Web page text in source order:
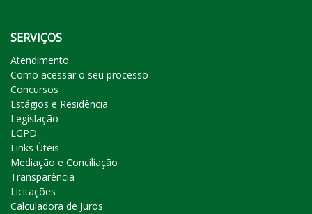
SERVIÇOS
Atendimento
Como acessar o seu processo
Concursos
Estágios e Residência
Legislação
LGPD
Links Úteis
Mediação e Conciliação
Transparência
Licitações
Calculadora de Juros